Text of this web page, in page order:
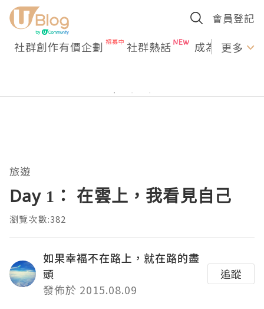
會員登記
社群創作有價企劃 社群熱話 成為U更多
旅遊
Day 1： 在雲上，我看見自己
瀏覽次數:382
如果幸褔不在路上，就在路的盡
頭
發佈於 2015.08.09
追蹤